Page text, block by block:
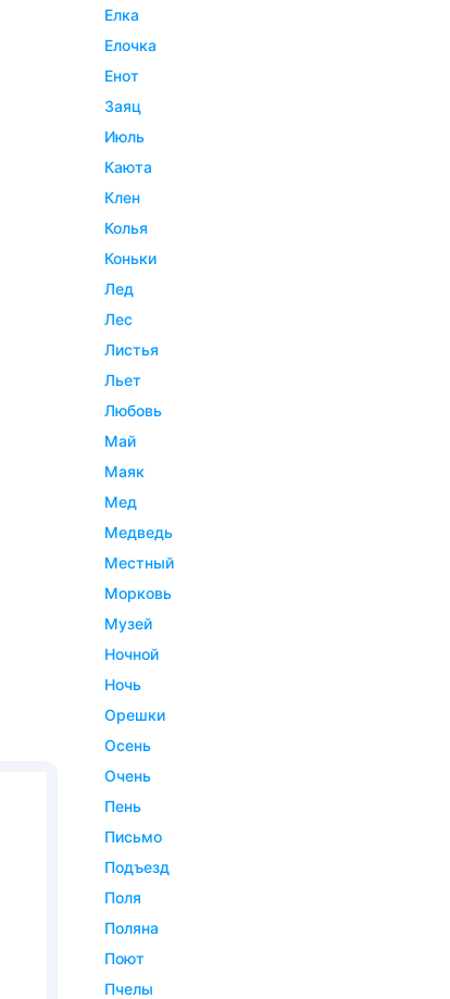
елка
елочка
енот
заяц
июль
каюта
клен
колья
коньки
лед
лес
листья
льет
любовь
май
маяк
мед
медведь
местный
морковь
музей
ночной
ночь
орешки
осень
очень
пень
письмо
подъезд
поля
поляна
поют
пчелы